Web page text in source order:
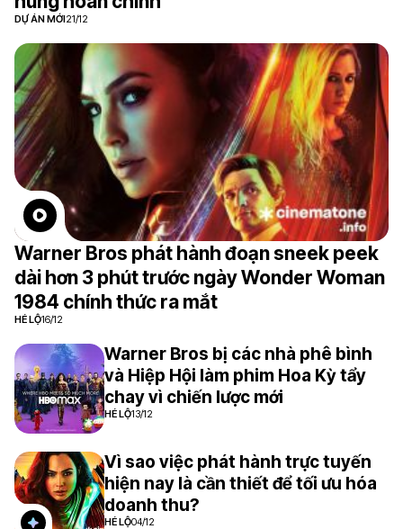
DỰ ÁN MỚI21/12
Warner Bros phát hành đoạn sneek peek
dài hơn 3 phút trước ngày Wonder Woman
1984 chính thức ra mắt
HÉ LỘ16/12
Warner Bros bị các nhà phê bình
và Hiệp Hội làm phim Hoa Kỳ tẩy
chay vì chiến lược mới
HÉ LỘ13/12
Vì sao việc phát hành trực tuyến
hiện nay là cần thiết để tối ưu hóa
doanh thu?
HÉ LỘ04/12